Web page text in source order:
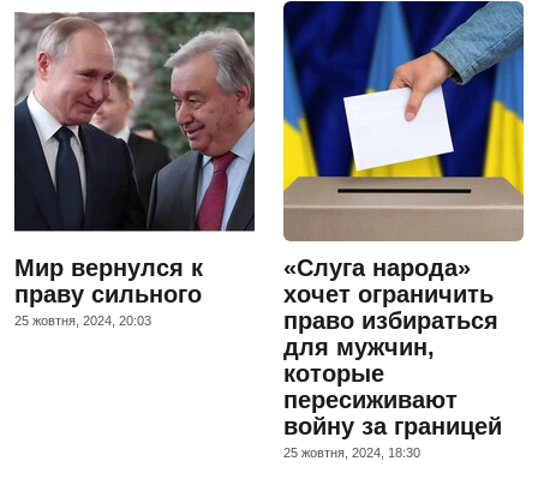
Мир вернулся к
праву сильного
25 жовтня, 2024, 20:03
«Слуга народа»
хочет ограничить
право избираться
для мужчин,
которые
пересиживают
войну за границей
25 жовтня, 2024, 18:30